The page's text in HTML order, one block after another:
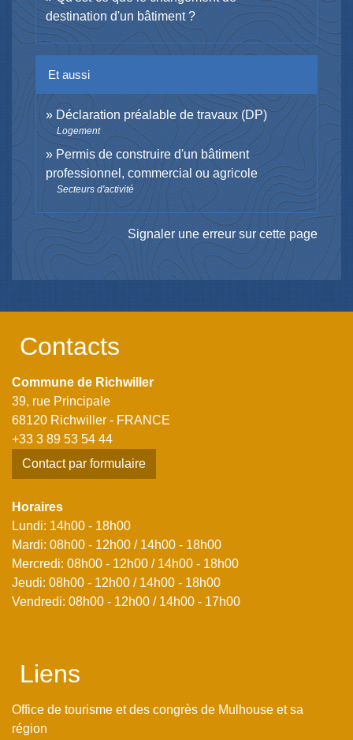
destination d'un bâtiment ?
Et aussi
Déclaration préalable de travaux (DP)
Logement
Permis de construire d'un bâtiment
professionnel, commercial ou agricole
Secteurs d'activité
Signaler une erreur sur cette page
Contacts
Commune de Richwiller
39, rue Principale
68120 Richwiller - FRANCE
+33 3 89 53 54 44
Contact par formulaire
Horaires
Lundi: 14h00 - 18h00
Mardi: 08h00 - 12h00 / 14h00 - 18h00
Mercredi: 08h00 - 12h00 / 14h00 - 18h00
Jeudi: 08h00 - 12h00 / 14h00 - 18h00
Vendredi: 08h00 - 12h00 / 14h00 - 17h00
Liens
Office de tourisme et des congrès de Mulhouse et sa
région